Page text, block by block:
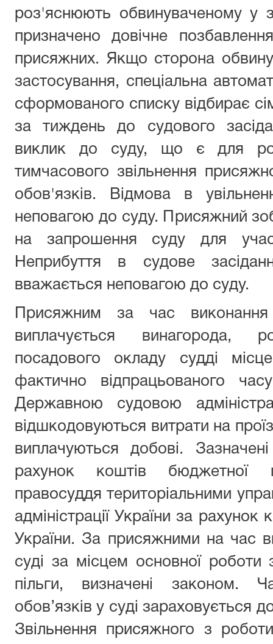
роз'яснюють обвинуваченому у
призначено довічне
присяжних. Якщо сторона
застосування, спеціальна
сформованого списку відбирає
за тиждень до судового
виклик до суду, що є для
тимчасового звільнення
обов'язків. Відмова в
неповагою до суду. Присяжний
на запрошення суду для
Неприбуття в судове
вважається неповагою до суду.
Присяжним за час
виплачується винагорода,
посадового окладу судді
фактично відпрацьованого
Державною судовою
відшкодовуються витрати на
виплачуються добові.
рахунок коштів бюджетної
правосуддя територіальними
адміністрації України за
України. За присяжними на час
суді за місцем основної роботи
пільги, визначені законом.
обов’язків у суді зараховується
Звільнення присяжного з